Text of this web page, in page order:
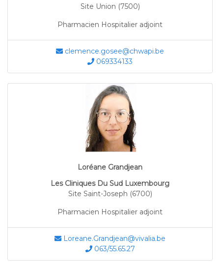
Site Union (7500)
Pharmacien Hospitalier adjoint
clemence.gosee@chwapi.be
069334133
Loréane Grandjean
Les Cliniques Du Sud Luxembourg
Site Saint-Joseph (6700)
Pharmacien Hospitalier adjoint
Loreane.Grandjean@vivalia.be
063/55.65.27